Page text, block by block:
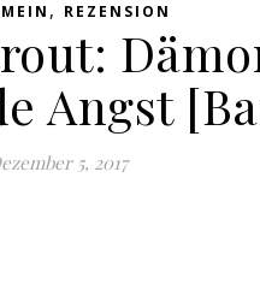
, REZENSION
Angst
5, 2017